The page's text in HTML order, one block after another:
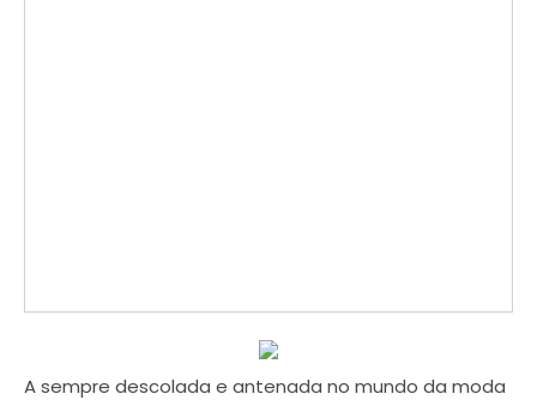
A sempre descolada e antenada no mundo da moda